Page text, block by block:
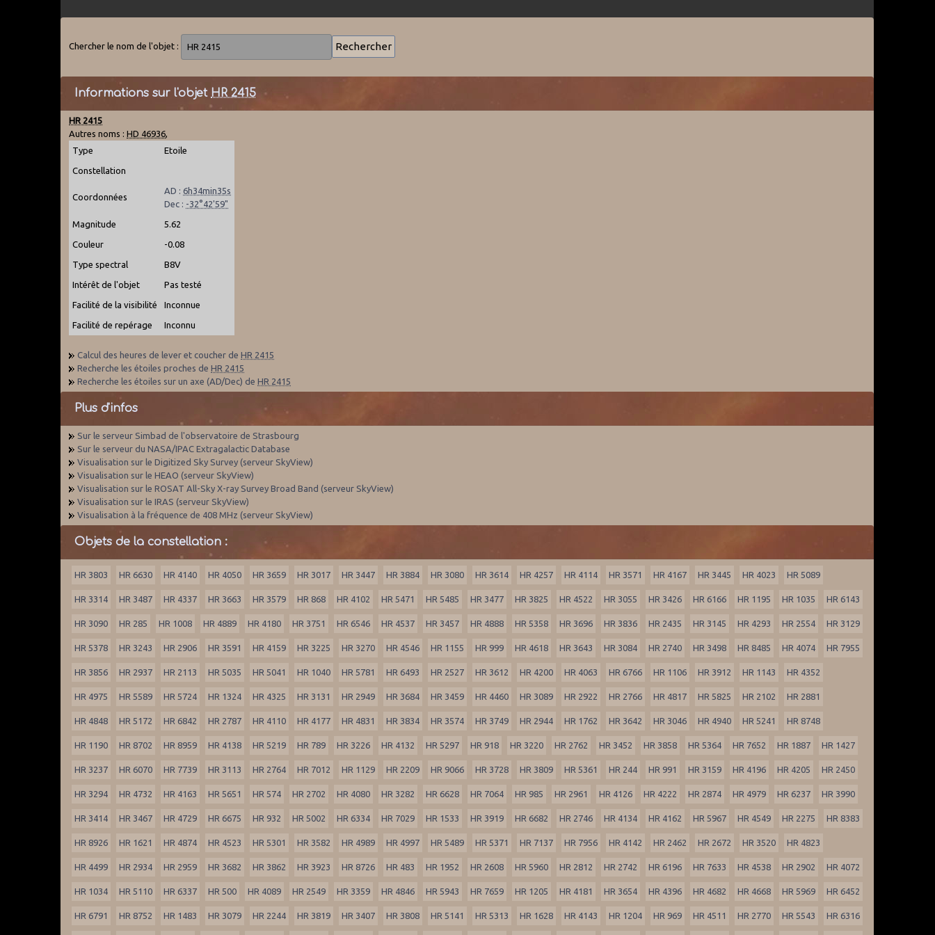
Chercher le nom de l'objet :
Informations sur l'objet HR 2415
HR 2415
Autres noms :HD 46936
Type
Etoile
Constellation
Coordonnées
AD :6h34min35s
Dec : -32°42'59"
Magnitude 5.62
Couleur -0.08
Type spectral B8V
Intérêt de l'objet Pas testé
Facilité de la visibilité Inconnue
Facilité de repérage Inconnu
Calcul des heures de lever et coucher deHR 2415
Recherche les étoiles proches deHR 2415
Recherche les étoiles sur un axe (AD/Dec) deHR 2415
Plus d'infos
Sur le serveur Simbad de l'observatoire de Strasbourg
Sur le serveur du NASA/IPAC Extragalactic Database
Visualisation sur le Digitized Sky Survey (serveur SkyView)
Visualisation sur le HEAO (serveur SkyView)
Visualisation sur le ROSAT All-Sky X-ray Survey Broad Band (serveur SkyView)
Visualisation sur le IRAS (serveur SkyView)
Visualisation à la fréquence de 408 MHz (serveur SkyView)
Objets de la constellation :
HR 3803 HR 6630 HR 4140 HR 4050 HR 3659 HR 3017 HR 3447 HR 3884 HR 3080 HR 3614 HR 4257 HR 4114 HR 3571 HR 4167 HR 3445 HR 4023 HR 5089
HR 3314 HR 3487 HR 4337 HR 3663 HR 3579 HR 868 HR 4102 HR 5471 HR 5485 HR 3477 HR 3825 HR 4522 HR 3055 HR 3426 HR 6166 HR 1195 HR 1035 HR 6143
HR 3090 HR 285 HR 1008 HR 4889 HR 4180 HR 3751 HR 6546 HR 4537 HR 3457 HR 4888 HR 5358 HR 3696 HR 3836 HR 2435 HR 3145 HR 4293 HR 2554 HR 3129
HR 5378 HR 3243 HR 2906 HR 3591 HR 4159 HR 3225 HR 3270 HR 4546 HR 1155 HR 999 HR 4618 HR 3643 HR 3084 HR 2740 HR 3498 HR 8485 HR 4074 HR 7955
HR 3856 HR 2937 HR 2113 HR 5035 HR 5041 HR 1040 HR 5781 HR 6493 HR 2527 HR 3612 HR 4200 HR 4063 HR 6766 HR 1106 HR 3912 HR 1143 HR 4352
HR 4975 HR 5589 HR 5724 HR 1324 HR 4325 HR 3131 HR 2949 HR 3684 HR 3459 HR 4460 HR 3089 HR 2922 HR 2766 HR 4817 HR 5825 HR 2102 HR 2881
HR 4848 HR 5172 HR 6842 HR 2787 HR 4110 HR 4177 HR 4831 HR 3834 HR 3574 HR 3749 HR 2944 HR 1762 HR 3642 HR 3046 HR 4940 HR 5241 HR 8748
HR 1190 HR 8702 HR 8959 HR 4138 HR 5219 HR 789 HR 3226 HR 4132 HR 5297 HR 918 HR 3220 HR 2762 HR 3452 HR 3858 HR 5364 HR 7652 HR 1887 HR 1427
HR 3237 HR 6070 HR 7739 HR 3113 HR 2764 HR 7012 HR 1129 HR 2209 HR 9066 HR 3728 HR 3809 HR 5361 HR 244 HR 991 HR 3159 HR 4196 HR 4205 HR 2450
HR 3294 HR 4732 HR 4163 HR 5651 HR 574 HR 2702 HR 4080 HR 3282 HR 6628 HR 7064 HR 985 HR 2961 HR 4126 HR 4222 HR 2874 HR 4979 HR 6237 HR 3990
HR 3414 HR 3467 HR 4729 HR 6675 HR 932 HR 5002 HR 6334 HR 7029 HR 1533 HR 3919 HR 6682 HR 2746 HR 4134 HR 4162 HR 5967 HR 4549 HR 2275 HR 8383
HR 8926 HR 1621 HR 4874 HR 4523 HR 5301 HR 3582 HR 4989 HR 4997 HR 5489 HR 5371 HR 7137 HR 7956 HR 4142 HR 2462 HR 2672 HR 3520 HR 4823
HR 4499 HR 2934 HR 2959 HR 3682 HR 3862 HR 3923 HR 8726 HR 483 HR 1952 HR 2608 HR 5960 HR 2812 HR 2742 HR 6196 HR 7633 HR 4538 HR 2902 HR 4072
HR 1034 HR 5110 HR 6337 HR 500 HR 4089 HR 2549 HR 3359 HR 4846 HR 5943 HR 7659 HR 1205 HR 4181 HR 3654 HR 4396 HR 4682 HR 4668 HR 5969 HR 6452
HR 6791 HR 8752 HR 1483 HR 3079 HR 2244 HR 3819 HR 3407 HR 3808 HR 5141 HR 5313 HR 1628 HR 4143 HR 1204 HR 969 HR 4511 HR 2770 HR 5543 HR 6316